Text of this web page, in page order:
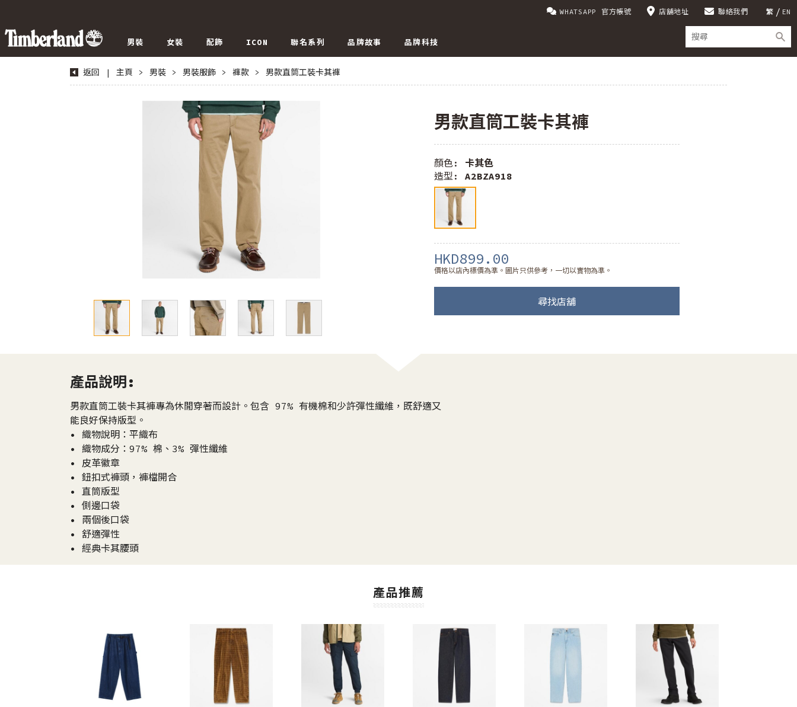
繁 EN
WHATSAPP 官方帳號 店舖地址 聯絡我們
男裝 女裝 配飾 ICON 聯名系列 品牌故事 品牌科技
返回 | 主頁 > 男裝 > 男裝服飾 > 褲款 > 男款直筒工裝卡其褲
男款直筒工裝卡其褲
顏色: 卡其色
造型: A2BZA918
HKD899.00
價格以店內標價為準。圖片只供參考，一切以實物為準。
尋找店舖
產品說明:
男款直筒工裝卡其褲專為休閒穿著而設計。包含 97% 有機棉和少許彈性纖維，既舒適又
能良好保持版型。
• 織物說明：平織布
• 織物成分：97% 棉、3% 彈性纖維
• 皮革徽章
• 鈕扣式褲頭，褲檔開合
• 直筒版型
• 側邊口袋
• 兩個後口袋
• 舒適彈性
• 經典卡其腰頭
產品推薦